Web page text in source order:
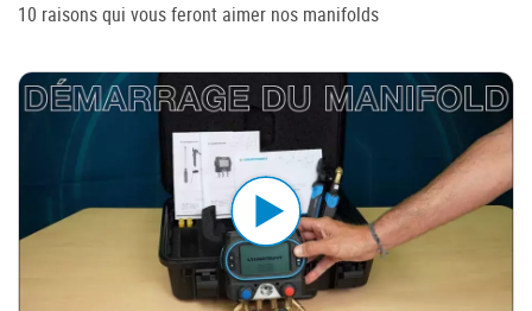
10 raisons qui vous feront aimer nos manifolds